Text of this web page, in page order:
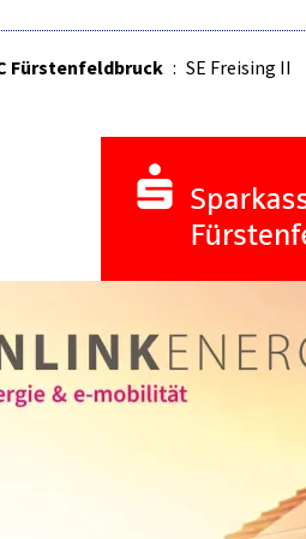
Fürstenfeldbruck : SE Freising II